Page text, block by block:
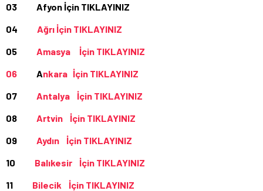
03 Afyon İçin TIKLAYINIZ
04 Ağrı İçin TIKLAYINIZ
05 Amasya İçin TIKLAYINIZ
06 Ankara İçin TIKLAYINIZ
07 Antalya İçin TIKLAYINIZ
08 Artvin İçin TIKLAYINIZ
09 Aydın İçin TIKLAYINIZ
10 Balıkesir İçin TIKLAYINIZ
11 Bilecik İçin TIKLAYINIZ